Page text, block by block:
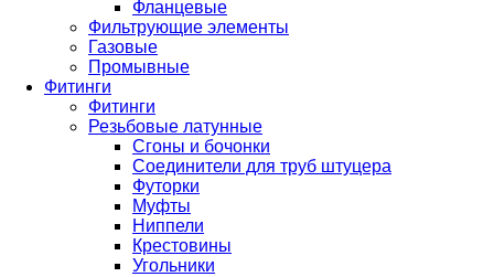
Фланцевые
Фильтрующие элементы
Газовые
Промывные
Фитинги
Фитинги
Резьбовые латунные
Сгоны и бочонки
Соединители для труб штуцера
Футорки
Муфты
Ниппели
Крестовины
Угольники